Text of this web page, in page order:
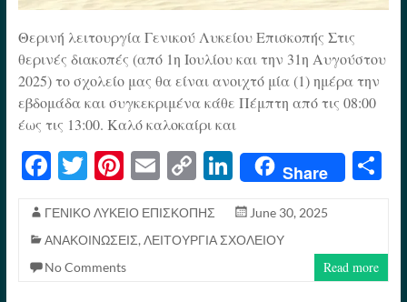
Θερινή λειτουργία Γενικού Λυκείου Επισκοπής Στις
θερινές διακοπές (από 1η Ιουλίου και την 31η Αυγούστου
2025) το σχολείο μας θα είναι ανοιχτό μία (1) ημέρα την
εβδομάδα και συγκεκριμένα κάθε Πέμπτη από τις 08:00
έως τις 13:00. Καλό καλοκαίρι και
Fa
bo
ok
T
tte
r
Pi
er
es
t
E
ail
C
y
Li
Li
nk
ed
In
Share S
ΓΕΝΙΚΟ ΛΥΚΕΙΟ ΕΠΙΣΚΟΠΗΣ
June 30, 2025
ΑΝΑΚΟΙΝΩΣΕΙΣ, ΛΕΙΤΟΥΡΓΙΑ ΣΧΟΛΕΙΟΥ
No Comments
Read more